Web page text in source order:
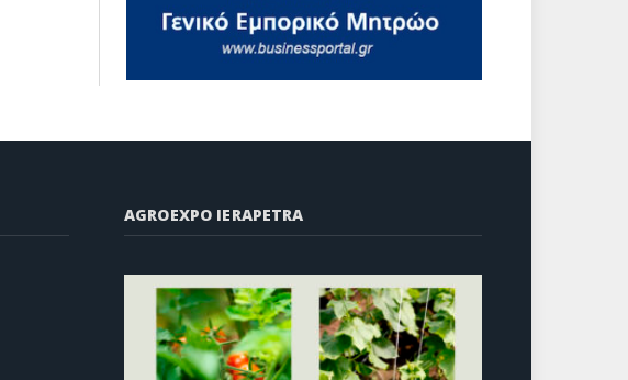
AGROEXPO IERAPETRA